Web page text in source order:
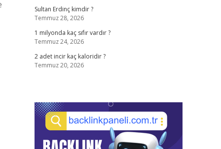
Sultan Erdinç kimdir ?
Temmuz 28, 2026
1 milyonda kaç sıfır vardır ?
Temmuz 24, 2026
2 adet incir kaç kaloridir ?
Temmuz 20, 2026